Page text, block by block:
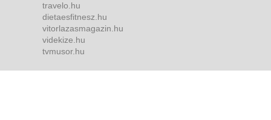
travelo.hu
dietaesfitnesz.hu
vitorlazasmagazin.hu
videkize.hu
tvmusor.hu